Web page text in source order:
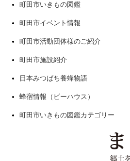
町田市いきもの図鑑
町田市イベント情報
町田市活動団体様のご紹介
町田市施設紹介
日本みつばち養蜂物語
蜂宿情報（ビーハウス）
町田市いきもの図鑑カテゴリー